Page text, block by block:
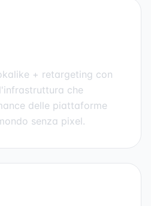
+ retargeting con
che
delle piattaforme
senza pixel.